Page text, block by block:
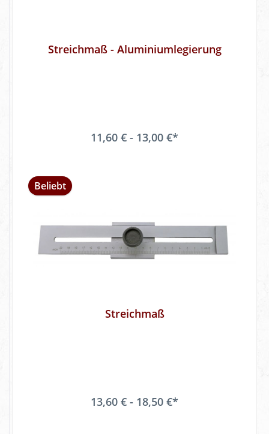
Streichmaß - Aluminiumlegierung
11,60 € - 13,00 €*
Beliebt
Streichmaß
13,60 € - 18,50 €*